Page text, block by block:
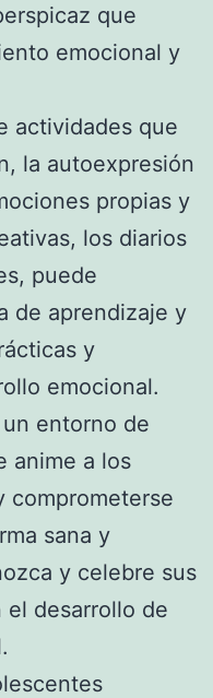
que
emocional y
actividades que
la autoexpresión
propias y
los diarios
puede
de aprendizaje y
y
emocional.
entorno de
anime a los
comprometerse
sana y
y celebre sus
el desarrollo de